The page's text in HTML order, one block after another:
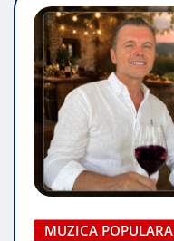
MUZICA POPULARA